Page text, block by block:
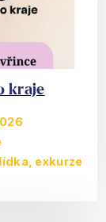
kraje
exkurze